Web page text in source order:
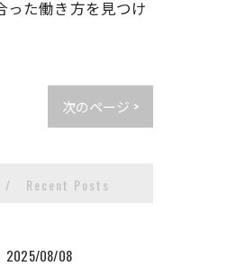
た働き方を見つけ
次のページ >
Recent Posts
2025/08/08